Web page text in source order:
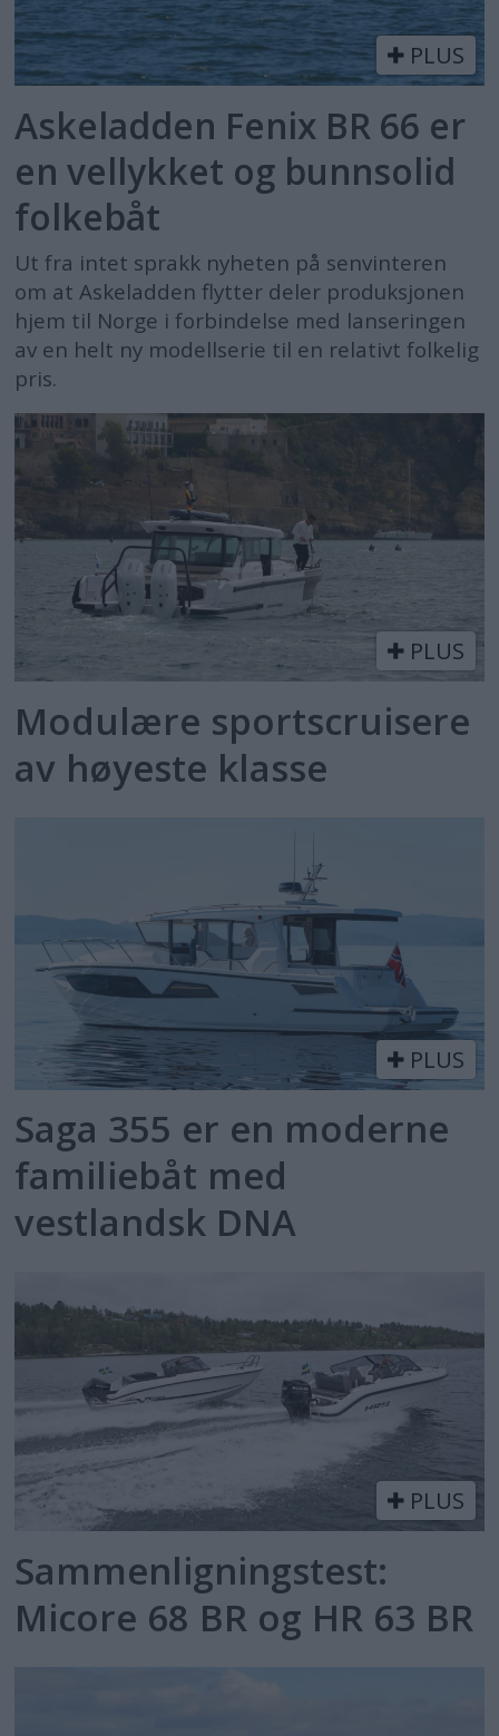
PLUS
Askeladden Fenix BR 66 er
en vellykket og bunnsolid
folkebåt
Ut fra intet sprakk nyheten på senvinteren
om at Askeladden flytter deler produksjonen
hjem til Norge i forbindelse med lanseringen
av en helt ny modellserie til en relativt folkelig
pris.
PLUS
Modulære sportscruisere
av høyeste klasse
PLUS
Saga 355 er en moderne
familiebåt med
vestlandsk DNA
PLUS
Sammenligningstest:
Micore 68 BR og HR 63 BR